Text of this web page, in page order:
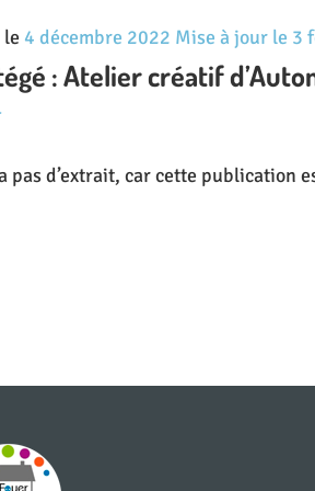
le 4 décembre 2022 Mise à jour le 3
: Atelier créatif
pas d’extrait, car cette publication